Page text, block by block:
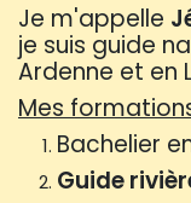
Je m'appelle
je suis guide
Ardenne et en
Mes
Bachelier
Guide